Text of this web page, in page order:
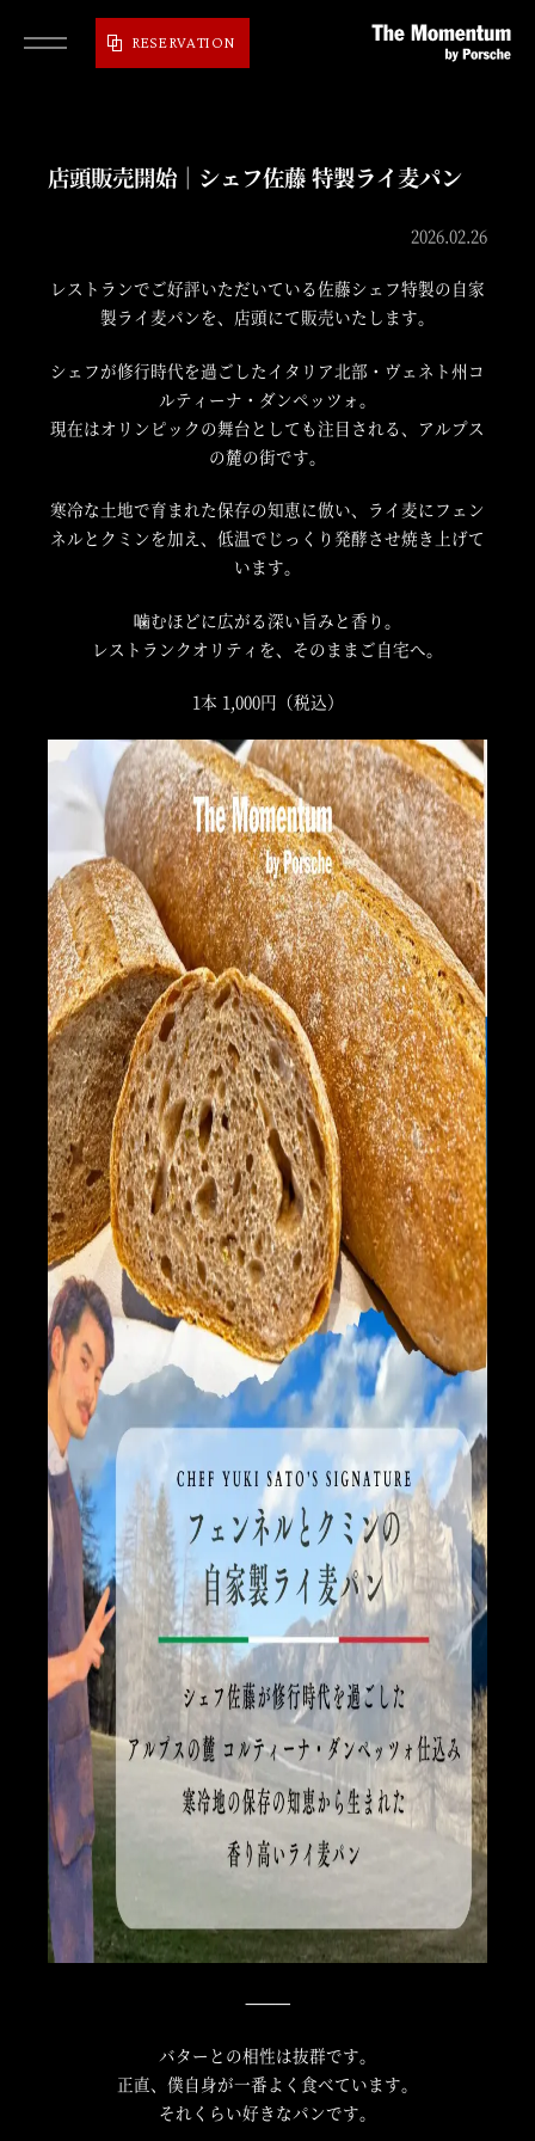
RESERVATION
店頭販売開始｜シェフ佐藤 特製ライ麦パン
2026.02.26
レストランでご好評いただいている佐藤シェフ特製の自家
製ライ麦パンを、店頭にて販売いたします。
シェフが修行時代を過ごしたイタリア北部・ヴェネト州コ
ルティーナ・ダンペッツォ。
現在はオリンピックの舞台としても注目される、アルプス
の麓の街です。
寒冷な土地で育まれた保存の知恵に倣い、ライ麦にフェン
ネルとクミンを加え、低温でじっくり発酵させ焼き上げて
います。
噛むほどに広がる深い旨みと香り。
レストランクオリティを、そのままご自宅へ。
1本 1,000円（税込）
⸻
バターとの相性は抜群です。
正直、僕自身が一番よく食べています。
それくらい好きなパンです。